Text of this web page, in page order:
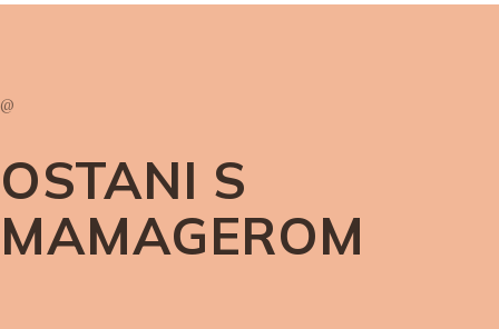
@
OSTANI S
MAMAGEROM